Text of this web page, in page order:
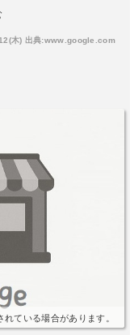
プレーが求めら
木) 出典:www.google.com
ている場合があります。